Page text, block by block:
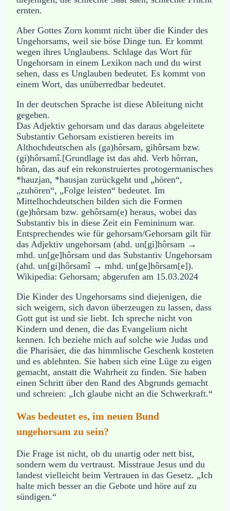
ernten.
Aber Gottes Zorn kommt nicht über die Kinder des
Ungehorsams, weil sie böse Dinge tun. Er kommt
wegen ihres Unglaubens. Schlage das Wort für
Ungehorsam in einem Lexikon nach und du wirst
sehen, dass es Unglauben bedeutet. Es kommt von
einem Wort, das unüberredbar bedeutet.
In der deutschen Sprache ist diese Ableitung nicht
gegeben.
Das Adjektiv gehorsam und das daraus abgeleitete
Substantiv Gehorsam existieren bereits im
Althochdeutschen als (ga)hôrsam, gihôrsam bzw.
(gi)hôrsamî.[Grundlage ist das ahd. Verb hôrran,
hôran, das auf ein rekonstruiertes protogermanisches
*hauzjan, *hausjan zurückgeht und „hören“,
„zuhören“, „Folge leisten“ bedeutet. Im
Mittelhochdeutschen bilden sich die Formen
(ge)hôrsam bzw. gehôrsam(e) heraus, wobei das
Substantiv bis in diese Zeit ein Femininum war.
Entsprechendes wie für gehorsam/Gehorsam gilt für
das Adjektiv ungehorsam (ahd. un[gi]hôrsam →
mhd. un[ge]hôrsam und das Substantiv Ungehorsam
(ahd. un[gi]hôrsamî → mhd. un[ge]hôrsam[e]).
Wikipedia: Gehorsam; abgerufen am 15.03.2024
Die Kinder des Ungehorsams sind diejenigen, die
sich weigern, sich davon überzeugen zu lassen, dass
Gott gut ist und sie liebt. Ich spreche nicht von
Kindern und denen, die das Evangelium nicht
kennen. Ich beziehe mich auf solche wie Judas und
die Pharisäer, die das himmlische Geschenk kosteten
und es ablehnten. Sie haben sich eine Lüge zu eigen
gemacht, anstatt die Wahrheit zu finden. Sie haben
einen Schritt über den Rand des Abgrunds gemacht
und schreien: „Ich glaube nicht an die Schwerkraft.“
Was bedeutet es, im neuen Bund
ungehorsam zu sein?
Die Frage ist nicht, ob du unartig oder nett bist,
sondern wem du vertraust. Misstraue Jesus und du
landest vielleicht beim Vertrauen in das Gesetz. „Ich
halte mich besser an die Gebote und höre auf zu
sündigen.“